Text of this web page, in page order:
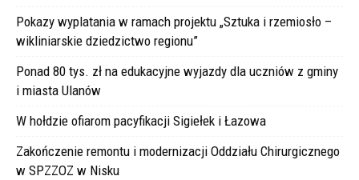
Pokazy wyplatania w ramach projektu „Sztuka i rzemiosło –
wikliniarskie dziedzictwo regionu”
Ponad 80 tys. zł na edukacyjne wyjazdy dla uczniów z gminy
i miasta Ulanów
W hołdzie ofiarom pacyfikacji Sigiełek i Łazowa
Zakończenie remontu i modernizacji Oddziału Chirurgicznego
w SPZZOZ w Nisku